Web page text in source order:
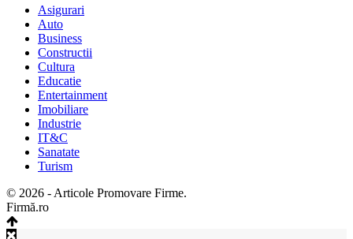
Asigurari
Auto
Business
Constructii
Cultura
Educatie
Entertainment
Imobiliare
Industrie
IT&C
Sanatate
Turism
© 2026 - Articole Promovare Firme.
Firmă.ro